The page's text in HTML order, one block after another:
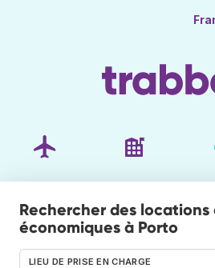
Rechercher des
économiques à Porto
LIEU DE PRISE EN CHARGE